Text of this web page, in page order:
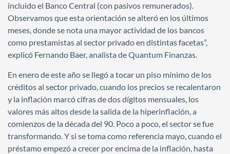
incluido el Banco Central (con pasivos remunerados).
Observamos que esta orientación se alteró en los últimos
meses, donde se nota una mayor actividad de los bancos
como prestamistas al sector privado en distintas facetas”,
explicó Fernando Baer, analista de Quantum Finanzas.
En enero de este año se llegó a tocar un piso mínimo de los
créditos al sector privado, cuando los precios se recalentaron
y la inflación marcó cifras de dos dígitos mensuales, los
valores más altos desde la salida de la hiperinflación, a
comienzos de la década del 90. Poco a poco, el sector se fue
transformando. Y si se toma como referencia mayo, cuando el
préstamo empezó a crecer por encima de la inflación, hasta